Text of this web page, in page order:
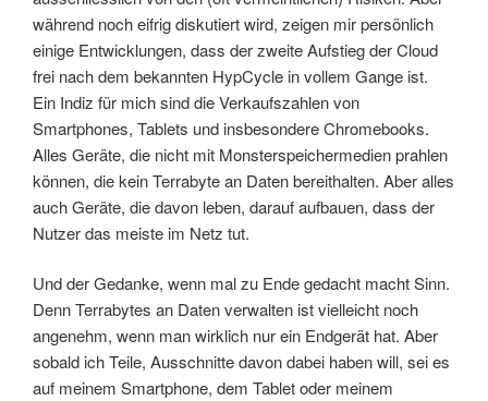
während noch eifrig diskutiert wird, zeigen mir persönlich
einige Entwicklungen, dass der zweite Aufstieg der Cloud
frei nach dem bekannten HypCycle in vollem Gange ist.
Ein Indiz für mich sind die Verkaufszahlen von
Smartphones, Tablets und insbesondere Chromebooks.
Alles Geräte, die nicht mit Monsterspeichermedien prahlen
können, die kein Terrabyte an Daten bereithalten. Aber alles
auch Geräte, die davon leben, darauf aufbauen, dass der
Nutzer das meiste im Netz tut.
Und der Gedanke, wenn mal zu Ende gedacht macht Sinn.
Denn Terrabytes an Daten verwalten ist vielleicht noch
angenehm, wenn man wirklich nur ein Endgerät hat. Aber
sobald ich Teile, Ausschnitte davon dabei haben will, sei es
auf meinem Smartphone, dem Tablet oder meinem